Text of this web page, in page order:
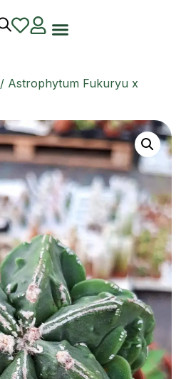
/ Astrophytum Fukuryu x